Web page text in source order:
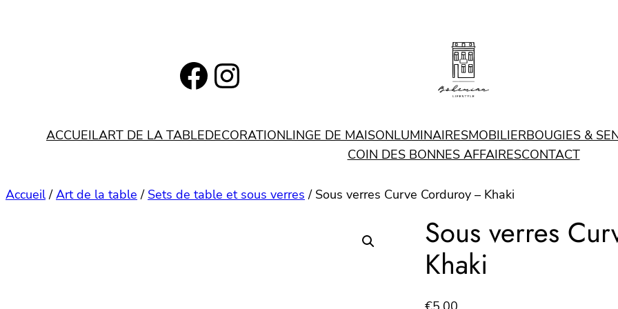
https://www.facebook.com/bohemianlifestyle.be Instagram
ACCUEILART DE LA TABLEDECORATIONLINGE DE MAISONLUMINAIRESMOBILIERBOUGIES &
COIN DES BONNES AFFAIRESCONTACT
Accueil/Art de la table / Sets de table et sous verres / Sous verres Curve Corduroy – Khaki
Sous verres
Khaki